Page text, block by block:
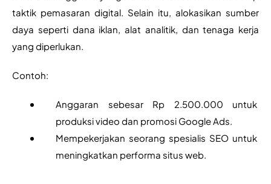
taktik pemasaran digital. Selain itu, alokasikan sumber
daya seperti dana iklan, alat analitik, dan tenaga kerja
yang diperlukan.
Contoh:
Anggaran sebesar Rp 2.500.000 untuk
produksi video dan promosi Google Ads.
Mempekerjakan seorang spesialis SEO untuk
meningkatkan performa situs web.